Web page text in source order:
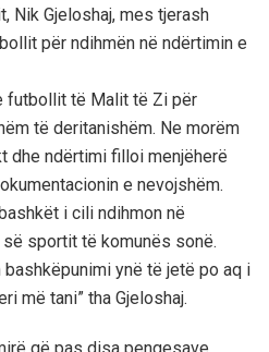
Nik Gjeloshaj, mes tjerash
për ndihmën në ndërtimin e
futbollit të Malit të Zi për
të deritanishëm. Ne morëm
dhe ndërtimi filloi menjëherë
e nevojshëm.
i cili ndihmon në
sportit të komunës sonë.
ynë të jetë po aq i
më tani” tha Gjeloshaj.